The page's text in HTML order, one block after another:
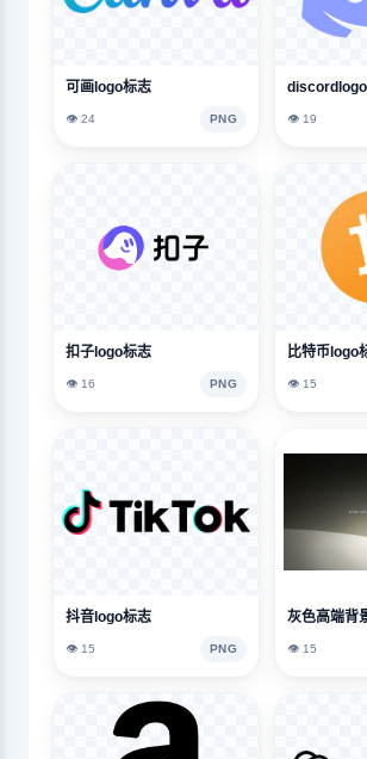
可画logo标志
👁️ 24 PNG 👁️ 19
扣子logo标志
👁️ 16 PNG
比特币logo
👁️ 15
抖音logo标志
👁️ 15 PNG
灰色高端背
👁️ 15